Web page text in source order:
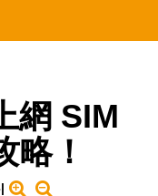
網 SIM
略！
|